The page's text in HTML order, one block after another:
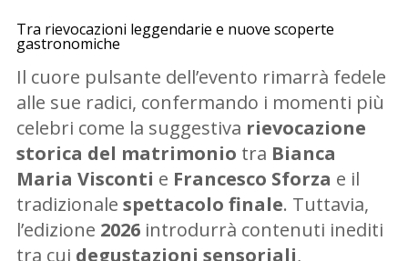
Tra rievocazioni leggendarie e nuove scoperte
gastronomiche
Il cuore pulsante dell’evento rimarrà fedele
alle sue radici, confermando i momenti più
celebri come la suggestiva rievocazione
storica del matrimonio tra Bianca
Maria Visconti e Francesco Sforza e il
tradizionale spettacolo finale. Tuttavia,
l’edizione 2026introdurrà contenuti inediti
tra cui degustazioni sensoriali,